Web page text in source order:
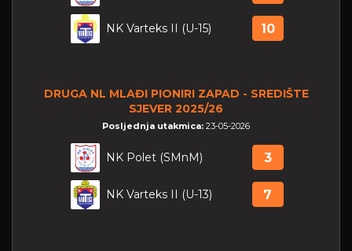
NK Varteks II (U-15) 10
DRUGA NL MLAĐI PIONIRI ZAPAD - SREDIŠTE
SJEVER 2025/26
Posljednja utakmica: 23-05-2026
NK Polet (SMnM) 3
NK Varteks II (U-13) 7